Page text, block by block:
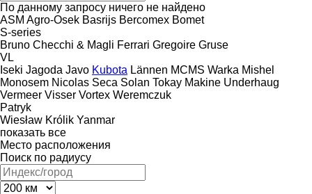
По данному запросу ничего не найдено
ASM Agro-Osek Basrijs Bercomex Bomet
S-series
Bruno Checchi & Magli Ferrari Gregoire Gruse
VL
Iseki Jagoda Javo Kubota Lännen MCMS Warka Mishel
Monosem Nicolas Seca Solan Tokay Makine Underhaug
Vermeer Visser Vortex Weremczuk
Patryk
Wiesław Królik Yanmar
показать все
Место расположения
Поиск по радиусу